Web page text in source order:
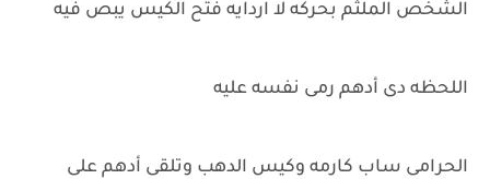
الشخص الملثم بحركه لا اردايه فتح الكيس يبص فيه
اللحظه دى أدهم رمى نفسه عليه
الحرامى ساب كارمه وكيس الدهب وتلقى أدهم على